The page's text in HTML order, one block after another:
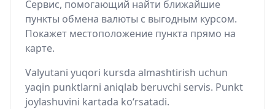
Сервис, помогающий найти ближайшие
пункты обмена валюты с выгодным курсом.
Покажет местоположение пункта прямо на
карте.
Valyutani yuqori kursda almashtirish uchun
yaqin punktlarni aniqlab beruvchi servis. Punkt
joylashuvini kartada ko‘rsatadi.